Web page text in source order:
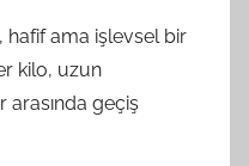
hafif ama işlevsel bir
kilo, uzun
geçiş